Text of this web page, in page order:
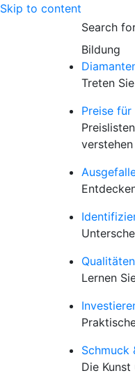
Skip to content
Search
Bildung
Treten
Preise
verstehen
Lernen
Schmuck
Die